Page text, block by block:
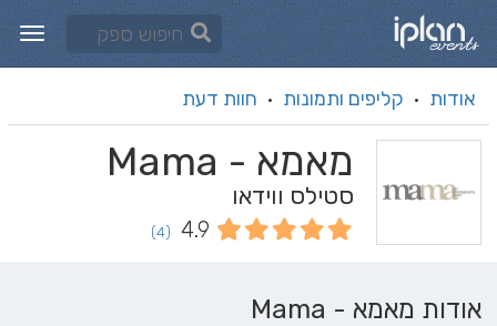
אודות · קליפים ותמונות · חוות דעת
מאמא - Mama
סטילס ווידאו
4.9
(4)
אודות מאמא - Mama